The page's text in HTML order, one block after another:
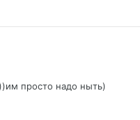
просто надо ныть)